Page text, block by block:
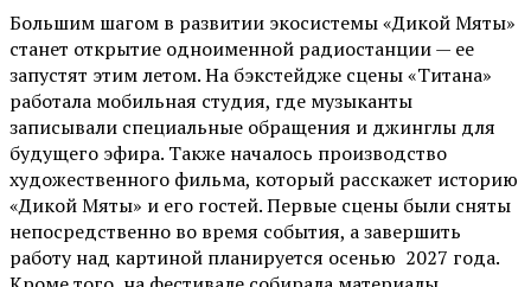
Большим шагом в развитии экосистемы «Дикой Мяты»
станет открытие одноименной радиостанции — ее
запустят этим летом. На бэкстейдже сцены «Титана»
работала мобильная студия, где музыканты
записывали специальные обращения и джинглы для
будущего эфира. Также началось производство
художественного фильма, который расскажет историю
«Дикой Мяты» и его гостей. Первые сцены были сняты
непосредственно во время события, а завершить
работу над картиной планируется осенью 2027 года.